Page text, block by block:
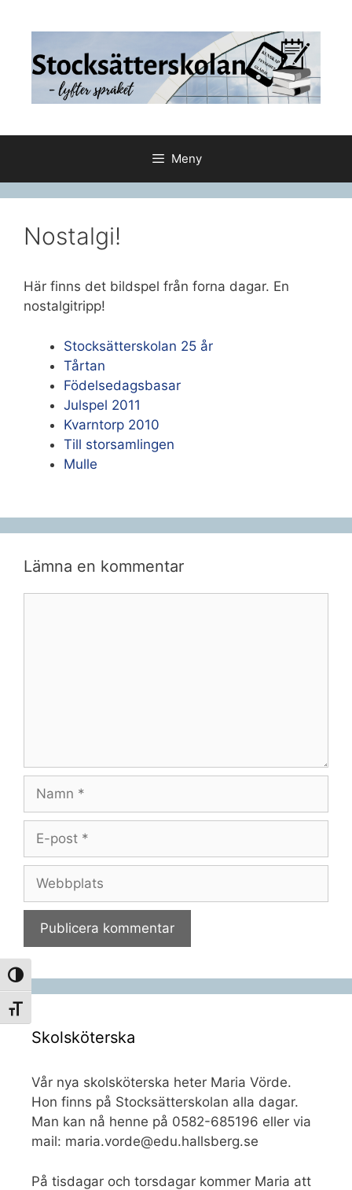
Slå på/av hög kontrast
Slå på/av textstorlek
Meny
Nostalgi!
Här finns det bildspel från forna dagar. En
nostalgitripp!
Stocksätterskolan 25 år
Tårtan
Födelsedagsbasar
Julspel 2011
Kvarntorp 2010
Till storsamlingen
Mulle
Lämna en kommentar
Namn
Webbplats
Skolsköterska
Vår nya skolsköterska heter Maria Vörde.
Hon finns på Stocksätterskolan alla dagar.
Man kan nå henne på 0582-685196 eller via
mail: maria.vorde@edu.hallsberg.se
På tisdagar och torsdagar kommer Maria att